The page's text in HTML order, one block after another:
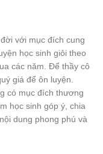
với mục đích cung
học sinh giỏi theo
các năm. Để thầy cô
giá để ôn luyện.
có mục đích thương
học sinh góp ý, chia
dung phong phú và